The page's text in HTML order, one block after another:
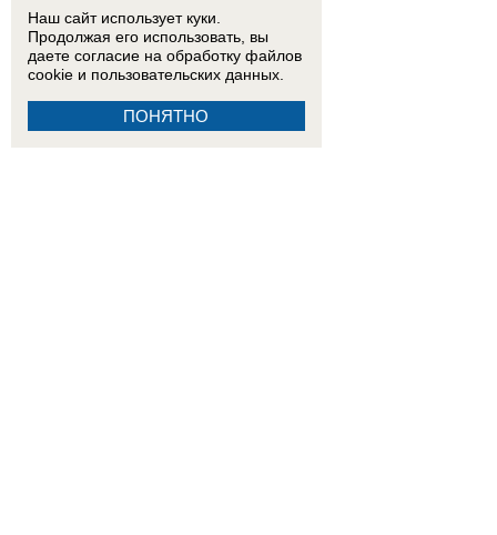
Наш сайт использует куки.
Продолжая его использовать, вы
даете согласие на обработку файлов
cookie и пользовательских данных.
ПОНЯТНО